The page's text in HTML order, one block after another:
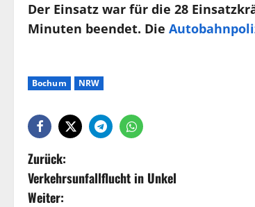
Der Einsatz war für die 28
Minuten beendet. Die
Bochum NRW
Zurück:
Verkehrsunfallflucht in Unkel
Weiter: